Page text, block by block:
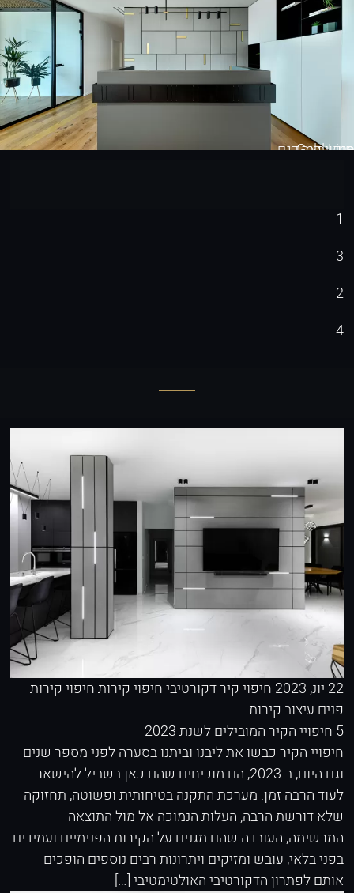
חיפוי קיר דגם
Gold Line
1
3
2
4
22 יונ, 2023 חיפוי קיר דקורטיביחיפוי קירותחיפוי קירות
פנים עיצוב קירות
5 חיפויי הקיר המובילים לשנת 2023
חיפויי הקיר כבשו את ליבנו וביתנו בסערה לפני מספר שנים
וגם היום, ב-2023, הם מוכיחים שהם כאן בשביל להישאר
לעוד הרבה זמן. מערכת התקנה בטיחותית ופשוטה, תחזוקה
שלא דורשת הרבה, העלות הנמוכה אל מול התוצאה
המרשימה, העובדה שהם מגנים על הקירות הפנימיים ועמידים
בפני בלאי, עובש ומזיקים ויתרונות רבים נוספים הופכים
אותם לפתרון הדקורטיבי האולטימטיבי […]